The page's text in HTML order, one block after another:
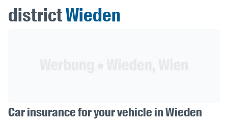
districtWieden
Car insurance for your vehicle in Wieden